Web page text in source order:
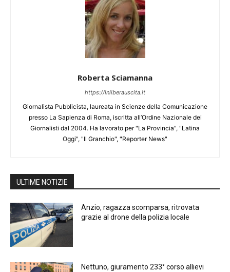
Roberta Sciamanna
https://inliberauscita.it
Giornalista Pubblicista, laureata in Scienze della Comunicazione
presso La Sapienza di Roma, iscritta all’Ordine Nazionale dei
Giornalisti dal 2004. Ha lavorato per "La Provincia", "Latina
Oggi", "Il Granchio", "Reporter News"
ULTIME NOTIZIE
Anzio, ragazza scomparsa, ritrovata
grazie al drone della polizia locale
Nettuno, giuramento 233° corso allievi